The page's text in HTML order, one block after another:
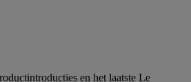
en het laatste Le